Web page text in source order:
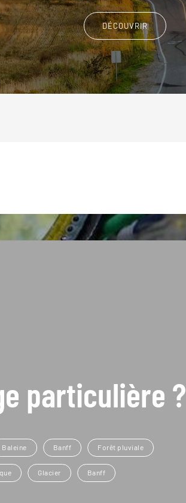
DÉCOUVRIR
particulière ?
Baleine Banff Forêt pluviale
Glacier Banff